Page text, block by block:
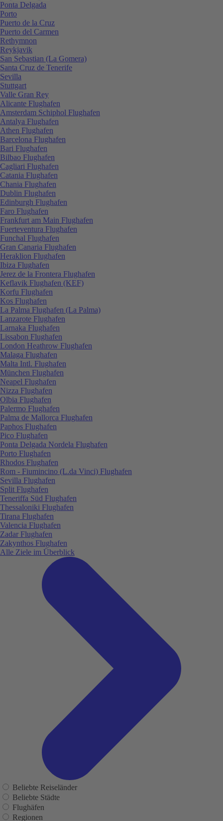
Ponta Delgada
Porto
Puerto de la Cruz
Puerto del Carmen
Rethymnon
Reykjavik
San Sebastian (La Gomera)
Santa Cruz de Tenerife
Sevilla
Stuttgart
Valle Gran Rey
Alicante Flughafen
Amsterdam Schiphol Flughafen
Antalya Flughafen
Athen Flughafen
Barcelona Flughafen
Bari Flughafen
Bilbao Flughafen
Cagliari Flughafen
Catania Flughafen
Chania Flughafen
Dublin Flughafen
Edinburgh Flughafen
Faro Flughafen
Frankfurt am Main Flughafen
Fuerteventura Flughafen
Funchal Flughafen
Gran Canaria Flughafen
Heraklion Flughafen
Ibiza Flughafen
Jerez de la Frontera Flughafen
Keflavik Flughafen (KEF)
Korfu Flughafen
Kos Flughafen
La Palma Flughafen (La Palma)
Lanzarote Flughafen
Larnaka Flughafen
Lissabon Flughafen
London Heathrow Flughafen
Malaga Flughafen
Malta Intl. Flughafen
München Flughafen
Neapel Flughafen
Nizza Flughafen
Olbia Flughafen
Palermo Flughafen
Palma de Mallorca Flughafen
Paphos Flughafen
Pico Flughafen
Ponta Delgada Nordela Flughafen
Porto Flughafen
Rhodos Flughafen
Rom - Fiumincino (L.da Vinci) Flughafen
Sevilla Flughafen
Split Flughafen
Teneriffa Süd Flughafen
Thessaloniki Flughafen
Tirana Flughafen
Valencia Flughafen
Zadar Flughafen
Zakynthos Flughafen
Alle Ziele im Überblick
Beliebte Reiseländer
Beliebte Städte
Flughäfen
Regionen